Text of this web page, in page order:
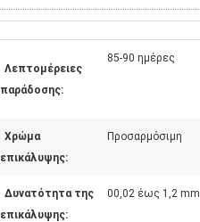
Λεπτομέρειες
παράδοσης:
85-90 ημέρες
Χρώμα
επικάλυψης:
Προσαρμόσιμη
Δυνατότητα της
επικάλυψης:
00,02 έως 1,2 mm